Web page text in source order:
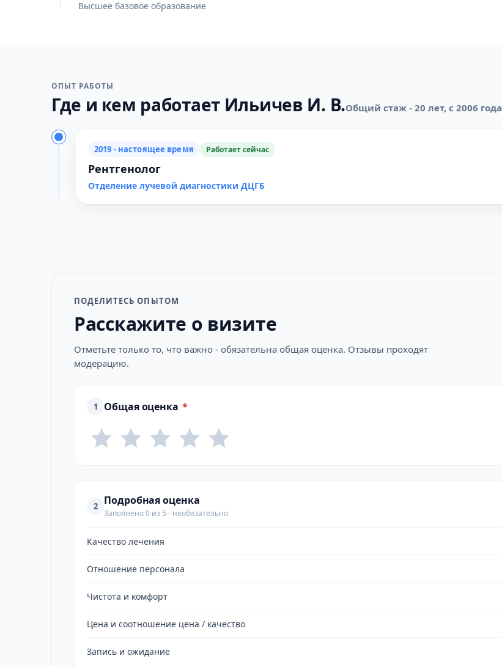
Высшее базовое образование
ОПЫТ РАБОТЫ
Где и кем работает Ильичев И. В.Общий стаж - 20 лет, с 2006 года
2019 - настоящее время Работает сейчас
Рентгенолог
Отделение лучевой диагностики ДЦГБ
ПОДЕЛИТЕСЬ ОПЫТОМ
Расскажите о визите
Отметьте только то, что важно - обязательна общая оценка. Отзывы проходят
модерацию.
1 Общая оценка *
2 Подробная оценка
Заполнено 0 из 5 - необязательно
Качество лечения
Отношение персонала
Чистота и комфорт
Цена и соотношение цена / качество
Запись и ожидание